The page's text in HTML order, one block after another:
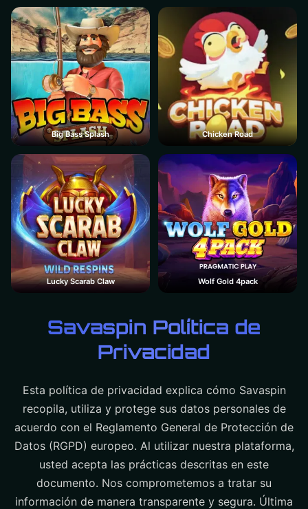
Big Bass Splash Chicken Road
Lucky Scarab Claw Wolf Gold 4pack
Savaspin Política de
Privacidad
Esta política de privacidad explica cómo Savaspin
recopila, utiliza y protege sus datos personales de
acuerdo con el Reglamento General de Protección de
Datos (RGPD) europeo. Al utilizar nuestra plataforma,
usted acepta las prácticas descritas en este
documento. Nos comprometemos a tratar su
información de manera transparente y segura. Última